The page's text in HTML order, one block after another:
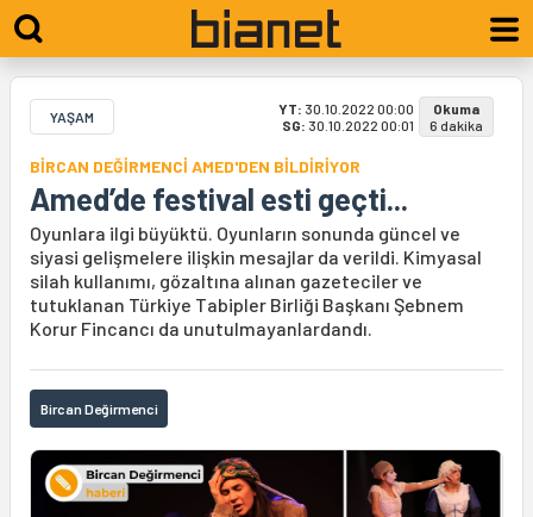
YAŞAM YT: 30.10.2022 00:00
SG: 30.10.2022 00:01
Okuma
6 dakika
BİRCAN DEĞİRMENCİ AMED'DEN BİLDİRİYOR
Amed’de festival esti geçti...
Oyunlara ilgi büyüktü. Oyunların sonunda güncel ve
siyasi gelişmelere ilişkin mesajlar da verildi. Kimyasal
silah kullanımı, gözaltına alınan gazeteciler ve
tutuklanan Türkiye Tabipler Birliği Başkanı Şebnem
Korur Fincancı da unutulmayanlardandı.
Bircan Değirmenci